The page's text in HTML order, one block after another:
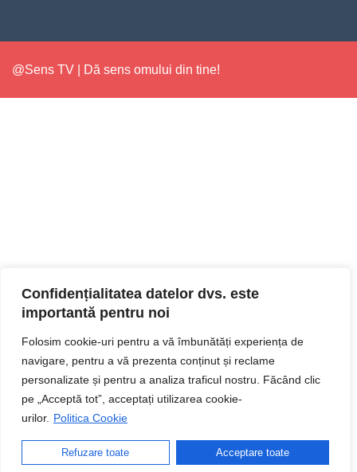
Confidențialitatea datelor dvs. este
importantă pentru noi
Folosim cookie-uri pentru a vă îmbunătăți experiența de
navigare, pentru a vă prezenta conținut și reclame
personalizate și pentru a analiza traficul nostru. Făcând clic
pe „Acceptă tot”, acceptați utilizarea cookie-
urilor. Politica Cookie
Refuzare toate Acceptare toate
@Sens TV | Dă sens omului din tine!